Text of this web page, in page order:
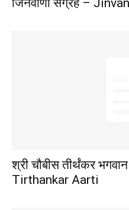
जिनवाणी संग्रह –
श्री चौबीस तीर्थंकर
Tirthankar Aarti